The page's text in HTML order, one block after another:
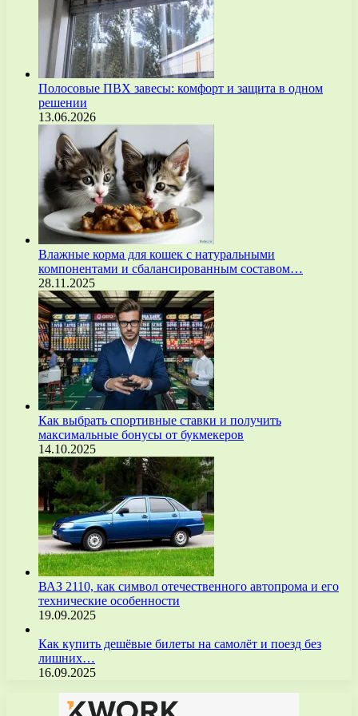
Полосовые ПВХ завесы: комфорт и защита в одном
решении
13.06.2026
Влажные корма для кошек с натуральными
компонентами и сбалансированным составом…
28.11.2025
Как выбрать спортивные ставки и получить
максимальные бонусы от букмекеров
14.10.2025
ВАЗ 2110, как символ отечественного автопрома и его
технические особенности
19.09.2025
Как купить дешёвые билеты на самолёт и поезд без
лишних…
16.09.2025